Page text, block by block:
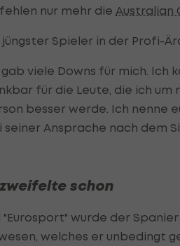
nur mehr die Australian
jüngster Spieler in der Profi-
gab viele Downs für mich.
für die Leute, die ich um
besser werde. Ich nenne
seiner Ansprache nach dem
zweifelte schon
"Eurosport" wurde der
welches er unbedingt